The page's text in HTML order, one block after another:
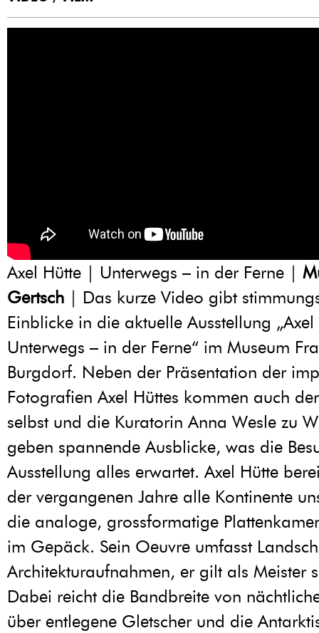
Axel Hütte | Unterwegs – in der Ferne |
Gertsch | Das kurze Video gibt
Einblicke in die aktuelle Ausstellung „Axel
Unterwegs – in der Ferne“ im Museum
Burgdorf. Neben der Präsentation der
Fotografien Axel Hüttes kommen auch
selbst und die Kuratorin Anna Wesle zu
geben spannende Ausblicke, was die
Ausstellung alles erwartet. Axel Hütte
der vergangenen Jahre alle Kontinente
die analoge, grossformatige
im Gepäck. Sein Oeuvre umfasst
Architekturaufnahmen, er gilt als Meister
Dabei reicht die Bandbreite von
über entlegene Gletscher und die